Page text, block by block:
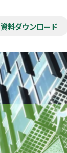
資料ダウンロード